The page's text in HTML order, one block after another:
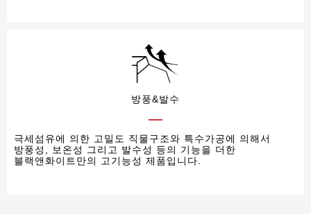
방풍&발수
극세섬유에 의한 고밀도 직물구조와 특수가공에 의해서
방풍성, 보온성 그리고 발수성 등의 기능을 더한
블랙앤화이트만의 고기능성 제품입니다.